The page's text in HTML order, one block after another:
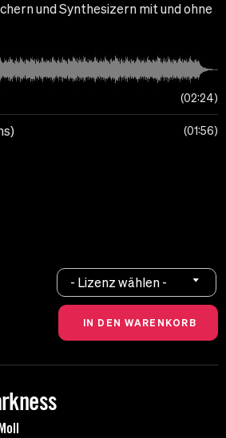
und Synthesizern mit und ohne
02:24
01:56
- Lizenz wählen -